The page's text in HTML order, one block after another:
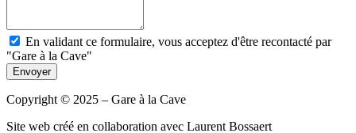
En validant ce formulaire, vous acceptez d'être recontacté par
"Gare à la Cave"
Envoyer
Copyright © 2025 – Gare à la Cave
Site web créé en collaboration avec Laurent Bossaert